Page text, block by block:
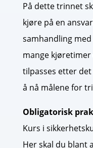
På dette trinnet
kjøre på en
samhandling
mange
tilpasses etter
å nå målene for
Obligatorisk
Kurs i
Her skal du blant